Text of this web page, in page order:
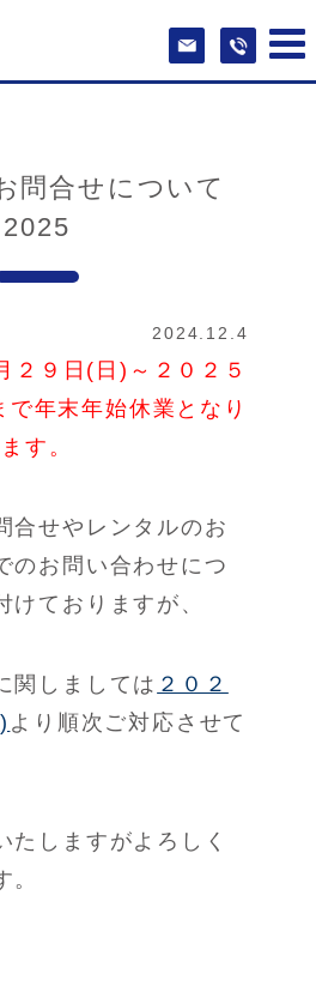
問合せについて
2025
2024.12.4
２９日(日)～２０２５
年末年始休業となり
ます。
合せやレンタルのお
のお問い合わせにつ
けておりますが、
関しましては ２０２
より順次ご対応させて
たしますがよろしく
。